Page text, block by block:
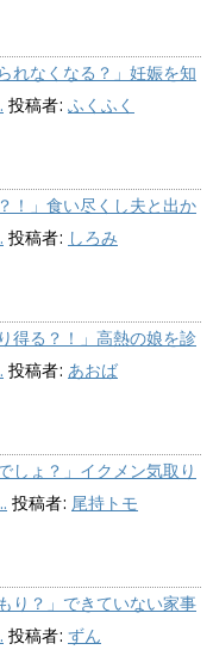
れなくなる？」妊娠を知
投稿者: ふくふく
！」食い尽くし夫と出か
投稿者: しろみ
得る？！」高熱の娘を診
投稿者: あおば
しょ？」イクメン気取り
投稿者: 尾持トモ
り？」できていない家事
投稿者: ずん